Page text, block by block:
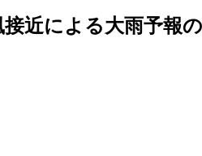
近による大雨予報